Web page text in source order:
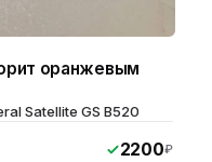
оранжевым
Satellite GS B520
2200₽